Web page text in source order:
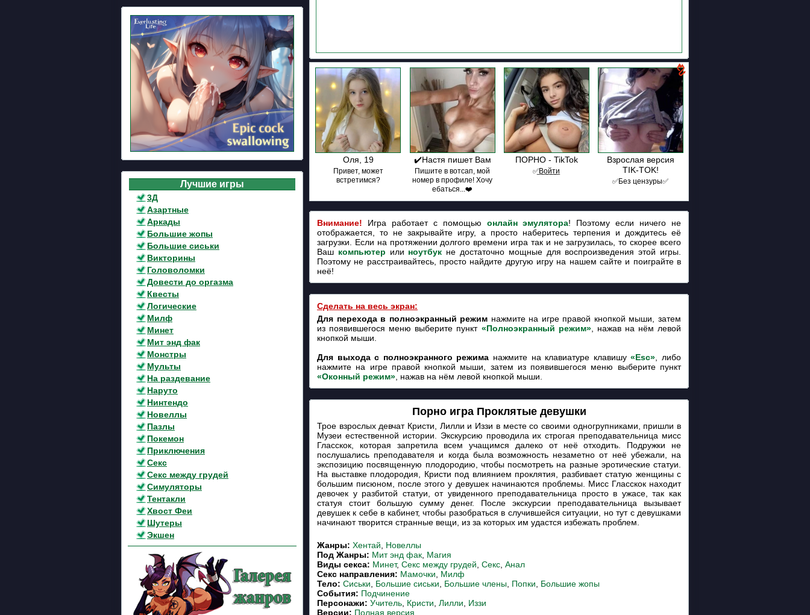
Лучшие игры
3Д
Азартные
Аркады
Большие жопы
Большие сиськи
Викторины
Головоломки
Довести до оргазма
Квесты
Логические
Милф
Минет
Мит энд фак
Монстры
Мульты
На раздевание
Наруто
Нинтендо
Новеллы
Пазлы
Покемон
Приключения
Секс
Секс между грудей
Симуляторы
Тентакли
Хвост Феи
Шутеры
Экшен
Оля, 19
Привет, может
встретимся?
✔️Настя пишет Вам
Пишите в вотсап, мой
номер в профиле! Хочу
ебаться...❤️
ПОРНО - TikTok
✅͟В͟о͟й͟т͟и
Взрослая версия
TIK-TOK!
✅Без цензуры✅
Внимание! Игра работает с помощью онлайн эмулятора! Поэтому если ничего не
отображается, то не закрывайте игру, а просто наберитесь терпения и дождитесь её
загрузки. Если на протяжении долгого времени игра так и не загрузилась, то скорее всего
Ваш компьютер или ноутбук не достаточно мощные для воспроизведения этой игры.
Поэтому не расстраивайтесь, просто найдите другую игру на нашем сайте и поиграйте в
неё!
Сделать на весь экран:
Для перехода в полноэкранный режим нажмите на игре правой кнопкой мыши, затем
из появившегося меню выберите пункт «Полноэкранный режим», нажав на нём левой
кнопкой мыши.
Для выхода с полноэкранного режима нажмите на клавиатуре клавишу«Esc» , либо
нажмите на игре правой кнопкой мыши, затем из появившегося меню выберите пункт
«Оконный режим» , нажав на нём левой кнопкой мыши.
Порно игра Проклятые девушки
Трое взрослых девчат Кристи, Лилли и Иззи в месте со своими одногрупниками, пришли в
Музеи естественной истории. Экскурсию проводила их строгая преподавательница мисс
Гласскок, которая запретила всем учащимся далеко от неё отходить. Подружки не
послушались преподавателя и когда была возможность незаметно от неё убежали, на
экспозицию посвященную плодородию, чтобы посмотреть на разные эротические статуи.
На выставке плодородия, Кристи под влиянием проклятия, разбивает статую женщины с
большим писюном, после этого у девушек начинаются проблемы. Мисс Гласскок находит
девочек у разбитой статуи, от увиденного преподавательница просто в ужасе, так как
статуя стоит большую сумму денег. После экскурсии преподавательница вызывает
девушек к себе в кабинет, чтобы разобраться в случившейся ситуации, но тут с девушками
начинают творится странные вещи, из за которых им удастся избежать проблем.
Жанры: Хентай
Новеллы
Под Жанры: Мит энд фак Магия
Виды секса: Минет, Секс между грудей Секс Анал
Cекс направления: Мамочки
Милф
Тело: Сиськи Большие сиськи Большие члены Попки
Большие жопы
События: Подчинение
Персонажи: Учитель Кристи Лилли
Иззи
Версии: Полная версия